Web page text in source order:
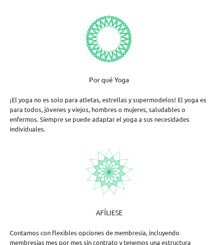
Por qué Yoga
¡El yoga no es solo para atletas, estrellas y supermodelos! El yoga es
para todos, jóvenes y viejos, hombres o mujeres, saludables o
enfermos. Siempre se puede adaptar el yoga a sus necesidades
individuales.
AFÍLIESE
Contamos con flexibles opciones de membresía, incluyendo
membresías mes por mes sin contrato y tenemos una estructura